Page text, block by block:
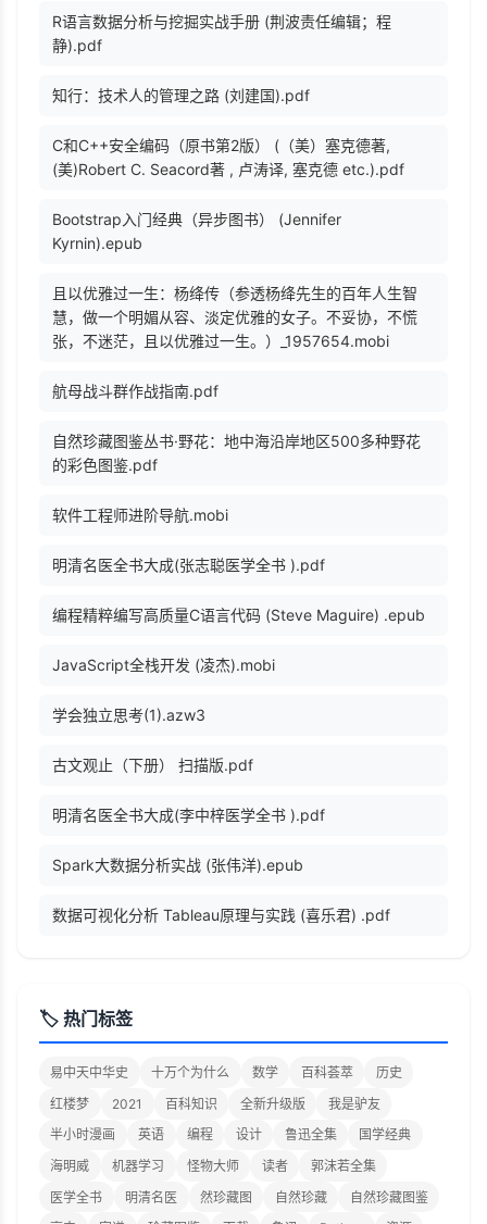
R语言数据分析与挖掘实战手册 (荆波责任编辑；程
静).pdf
知行：技术人的管理之路 (刘建国).pdf
C和C++安全编码（原书第2版） (（美）塞克德著,
(美)Robert C. Seacord著 , 卢涛译, 塞克德 etc.).pdf
Bootstrap入门经典（异步图书） (Jennifer
Kyrnin).epub
且以优雅过一生：杨绛传（参透杨绛先生的百年人生智
慧，做一个明媚从容、淡定优雅的女子。不妥协，不慌
张，不迷茫，且以优雅过一生。）_1957654.mobi
航母战斗群作战指南.pdf
自然珍藏图鉴丛书·野花：地中海沿岸地区500多种野花
的彩色图鉴.pdf
软件工程师进阶导航.mobi
明清名医全书大成(张志聪医学全书 ).pdf
编程精粹编写高质量C语言代码 (Steve Maguire) .epub
JavaScript全栈开发 (凌杰).mobi
学会独立思考(1).azw3
古文观止（下册） 扫描版.pdf
明清名医全书大成(李中梓医学全书 ).pdf
Spark大数据分析实战 (张伟洋).epub
数据可视化分析 Tableau原理与实践 (喜乐君) .pdf
🏷️ 热门标签
易中天中华史 十万个为什么 数学 百科荟萃
历史
红楼梦
2021 百科知识 全新升级版
我是驴友
半小时漫画
英语 编程 设计 鲁迅全集
国学经典
海明威
机器学习 怪物大师 读者
郭沫若全集
医学全书
明清名医 然珍藏图 自然珍藏
自然珍藏图鉴